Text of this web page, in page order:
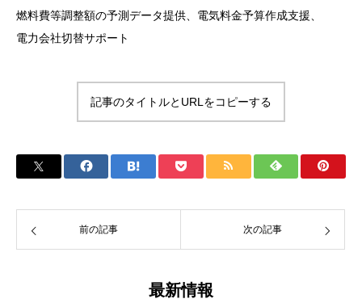
燃料費等調整額の予測データ提供、電気料金予算作成支援、
電力会社切替サポート
記事のタイトルとURLをコピーする
前の記事 次の記事
最新情報